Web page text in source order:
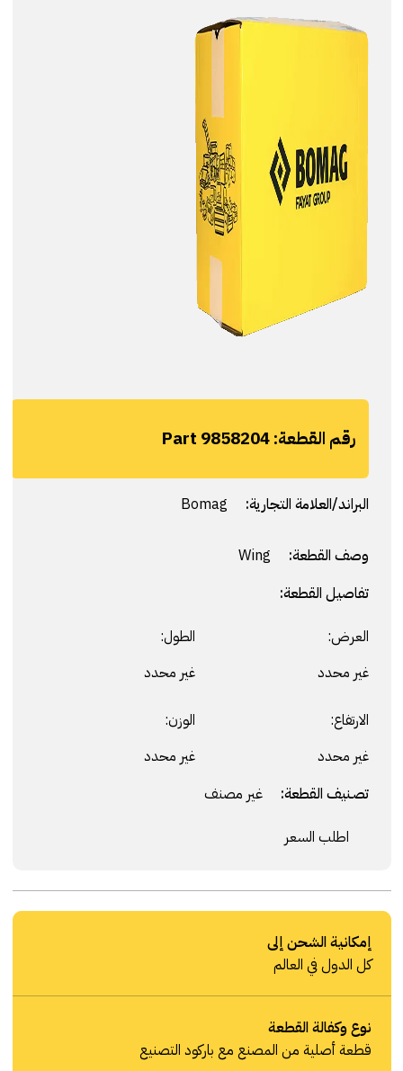
رقم القطعة:Part 9858204
البراند/العلامة التجارية:
وصف القطعة:
تفاصيل القطعة:
العرض:
غير محدد
الطول:
غير محدد
الارتفاع:
غير محدد
الوزن:
غير محدد
تصنيف القطعة: غير مصنف
اطلب السعر
إمكانية الشحن إلى
كل الدول في العالم
نوع وكفالة القطعة
قطعة أصلية من المصنع مع باركود التصنيع